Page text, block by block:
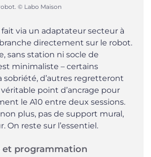
© Labo Maison
fait via un adaptateur secteur à
directement sur le robot.
sans station ni socle de
minimaliste – certains
sobriété, d’autres regretteront
véritable point d’ancrage pour
le A10 entre deux sessions.
plus, pas de support mural,
On reste sur l’essentiel.
et programmation